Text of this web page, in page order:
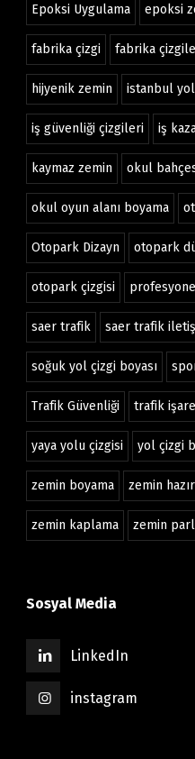
Epoksi Uygulama epoksi
fabrika çizgi fabrika
hijyenik zemin istanbul
iş güvenliği çizgileri iş
kaymaz zemin okul
okul oyun alanı boyama
Otopark Dizayn otopark
otopark çizgisi
saer trafik saer trafik
soğuk yol çizgi boyası
Trafik Güvenliği trafik
yaya yolu çizgisi yol çizgi
zemin boyama zemin
zemin kaplama zemin
Sosyal Media
LinkedIn
instagram